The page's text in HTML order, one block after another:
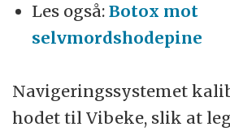
Les også:Botox mot
selvmordshodepine
Navigeringssystemet
hodet til Vibeke, slik at